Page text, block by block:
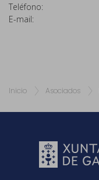
Teléfono:
E-mail:
Inicio Asociados